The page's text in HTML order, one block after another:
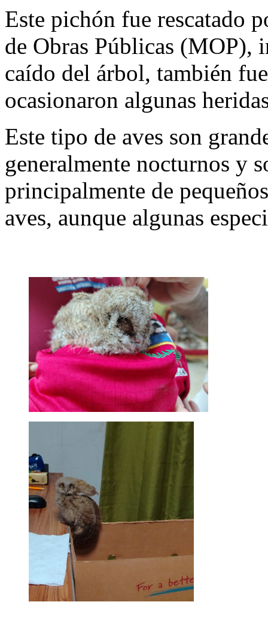
Este pichón fue rescatado
de Obras Públicas (MOP),
caído del árbol, también
ocasionaron algunas
Este tipo de aves son
generalmente nocturnos y
principalmente de
aves, aunque algunas